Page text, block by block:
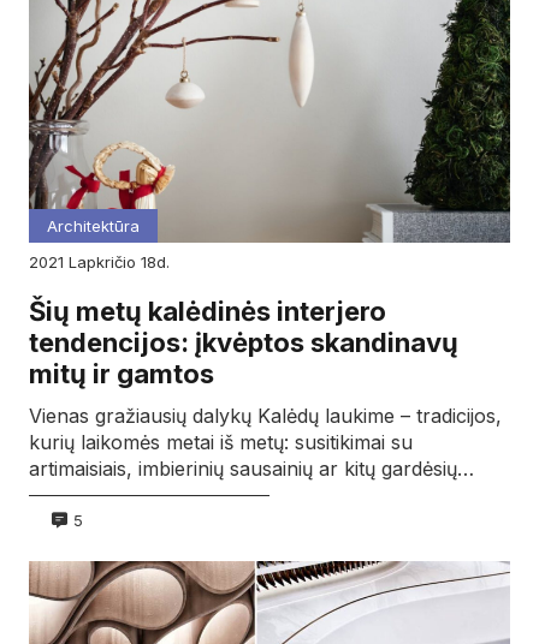
Architektūra
2021
lapkričio 18d.
Šių metų kalėdinės interjero
tendencijos: įkvėptos skandinavų
mitų ir gamtos
Vienas gražiausių dalykų Kalėdų laukime – tradicijos,
kurių laikomės metai iš metų: susitikimai su
artimaisiais, imbierinių sausainių ar kitų gardėsių…
5